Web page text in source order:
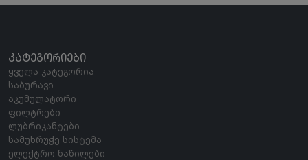
ᲙᲐᲢᲔᲒᲝᲠᲘᲔᲑᲘ
ყველა კატეგორია
საბურავი
აკუმულატორი
ფილტრები
ლუბრიკანტები
სამუხრუჭე სისტემა
ელექტრო ნაწილები